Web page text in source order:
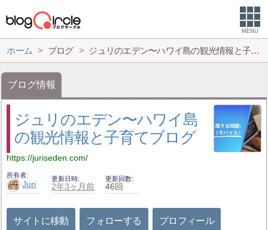
MENU
ホーム ブログ ジュリのエデン〜ハワイ島の観光情報と子育てブログ
ブログ情報
ジュリのエデン〜ハワイ島
の観光情報と子育てブログ
https://juriseden.com/
所有者
Juri
更新日時
2年3ヶ月前
更新回数
46回
サイトに移動 フォローする プロフィール